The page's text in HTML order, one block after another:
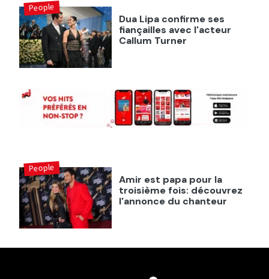
Dua Lipa confirme ses
fiançailles avec l'acteur
Callum Turner
People
Amir est papa pour la
troisième fois: découvrez
l'annonce du chanteur
People